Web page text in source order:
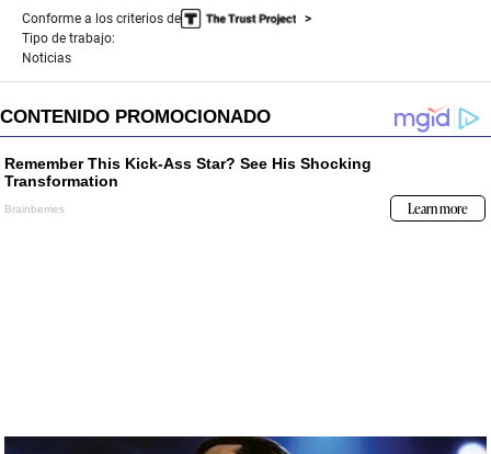
Conforme a los criterios de
Tipo de trabajo:
Noticias